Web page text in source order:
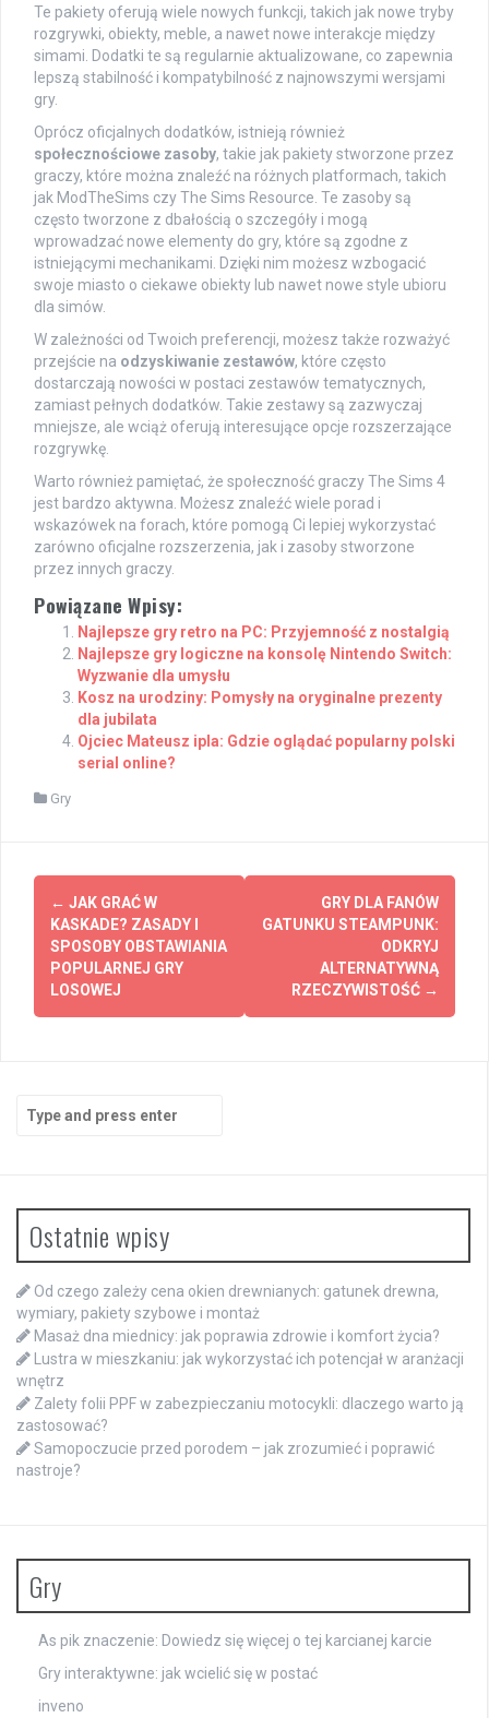
Te pakiety oferują wiele nowych funkcji, takich jak nowe tryby
rozgrywki, obiekty, meble, a nawet nowe interakcje między
simami. Dodatki te są regularnie aktualizowane, co zapewnia
lepszą stabilność i kompatybilność z najnowszymi wersjami
gry.
Oprócz oficjalnych dodatków, istnieją również
społecznościowe zasoby, takie jak pakiety stworzone przez
graczy, które można znaleźć na różnych platformach, takich
jak ModTheSims czy The Sims Resource. Te zasoby są
często tworzone z dbałością o szczegóły i mogą
wprowadzać nowe elementy do gry, które są zgodne z
istniejącymi mechanikami. Dzięki nim możesz wzbogacić
swoje miasto o ciekawe obiekty lub nawet nowe style ubioru
dla simów.
W zależności od Twoich preferencji, możesz także rozważyć
przejście na odzyskiwanie zestawów, które często
dostarczają nowości w postaci zestawów tematycznych,
zamiast pełnych dodatków. Takie zestawy są zazwyczaj
mniejsze, ale wciąż oferują interesujące opcje rozszerzające
rozgrywkę.
Warto również pamiętać, że społeczność graczy The Sims 4
jest bardzo aktywna. Możesz znaleźć wiele porad i
wskazówek na forach, które pomogą Ci lepiej wykorzystać
zarówno oficjalne rozszerzenia, jak i zasoby stworzone
przez innych graczy.
Powiązane Wpisy:
Najlepsze gry retro na PC: Przyjemność z nostalgią
Najlepsze gry logiczne na konsolę Nintendo Switch:
Wyzwanie dla umysłu
Kosz na urodziny: Pomysły na oryginalne prezenty
dla jubilata
Ojciec Mateusz ipla: Gdzie oglądać popularny polski
serial online?
Gry
Post
navigation
← JAK GRAĆ W
KASKADE? ZASADY I
SPOSOBY OBSTAWIANIA
POPULARNEJ GRY
LOSOWEJ
GRY DLA FANÓW
GATUNKU STEAMPUNK:
ODKRYJ
ALTERNATYWNĄ
RZECZYWISTOŚĆ →
for:
Ostatnie wpisy
Od czego zależy cena okien drewnianych: gatunek drewna,
wymiary, pakiety szybowe i montaż
Masaż dna miednicy: jak poprawia zdrowie i komfort życia?
Lustra w mieszkaniu: jak wykorzystać ich potencjał w aranżacji
wnętrz
Zalety folii PPF w zabezpieczaniu motocykli: dlaczego warto ją
zastosować?
Samopoczucie przed porodem – jak zrozumieć i poprawić
nastroje?
Gry
As pik znaczenie: Dowiedz się więcej o tej karcianej karcie
Gry interaktywne: jak wcielić się w postać
inveno